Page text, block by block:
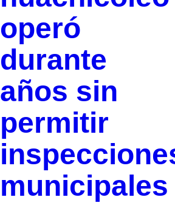
operó
durante
años sin
permitir
municipales